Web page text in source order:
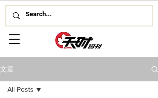
文章
All Posts